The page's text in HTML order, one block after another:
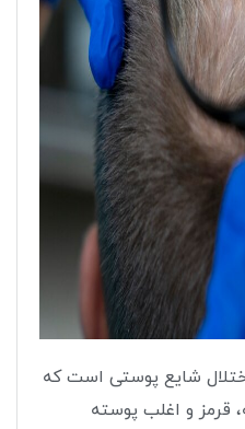
شایع پوستی است که
قرمز و اغلب پوسته